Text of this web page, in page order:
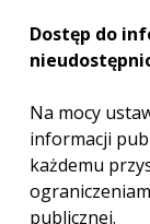
Dostęp do
Na mocy
informacji
każdemu
publicznej.